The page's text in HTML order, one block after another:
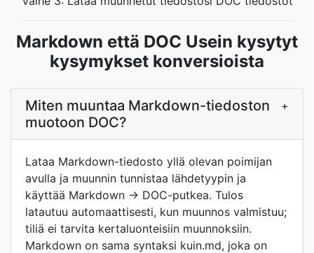
Markdown että DOC Usein kysytyt
kysymykset konversioista
Miten muuntaa Markdown-tiedoston
muotoon DOC?
+
Lataa Markdown-tiedosto yllä olevan poimijan
avulla ja muunnin tunnistaa lähdetyypin ja
käyttää Markdown → DOC-putkea. Tulos
latautuu automaattisesti, kun muunnos valmistuu;
tiliä ei tarvita kertaluonteisiin muunnoksiin.
Markdown on sama syntaksi kuin.md, joka on